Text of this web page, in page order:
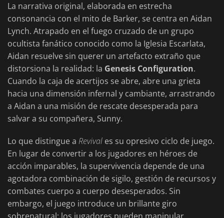
La narrativa original, elaborada en estrecha
consonancia con el mito de Barker, se centra en Aidan
Lynch. Atrapado en el fuego cruzado de un grupo
ocultista fanático conocido como la Iglesia Escarlata,
Aidan resuelve sin querer un artefacto extraño que
distorsiona la realidad: la Genesis Configuration.
Cuando la caja de acertijos se abre, abre una grieta
hacia una dimensión infernal y cambiante, arrastrando
a Aidan a una misión de rescate desesperada para
salvar a su compañera, Sunny.
Lo que distingue a Revival es su opresivo ciclo de juego.
En lugar de convertir a los jugadores en héroes de
acción imparables, la supervivencia depende de una
agotadora combinación de sigilo, gestión de recursos y
combates cuerpo a cuerpo desesperados. Sin
embargo, el juego introduce un brillante giro